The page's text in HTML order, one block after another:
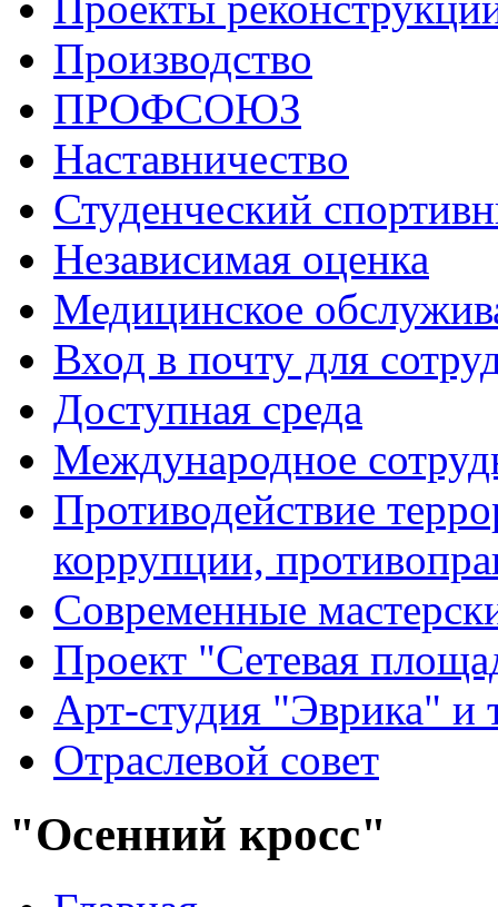
Производство
ПРОФСОЮЗ
Наставничество
Студенческий
Независимая оценка
Медицинское
Вход в почту для
Доступная среда
Международное
Противодействие
коррупции,
Современные
Проект "Сетевая
Арт-студия "Эврика" и
Отраслевой совет
"Осенний кросс"